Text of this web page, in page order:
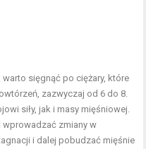
, warto sięgnąć po ciężary, które
zazwyczaj od 6 do 8.
siły, jak i masy mięśniowej.
zmiany w
i dalej pobudzać mięśnie